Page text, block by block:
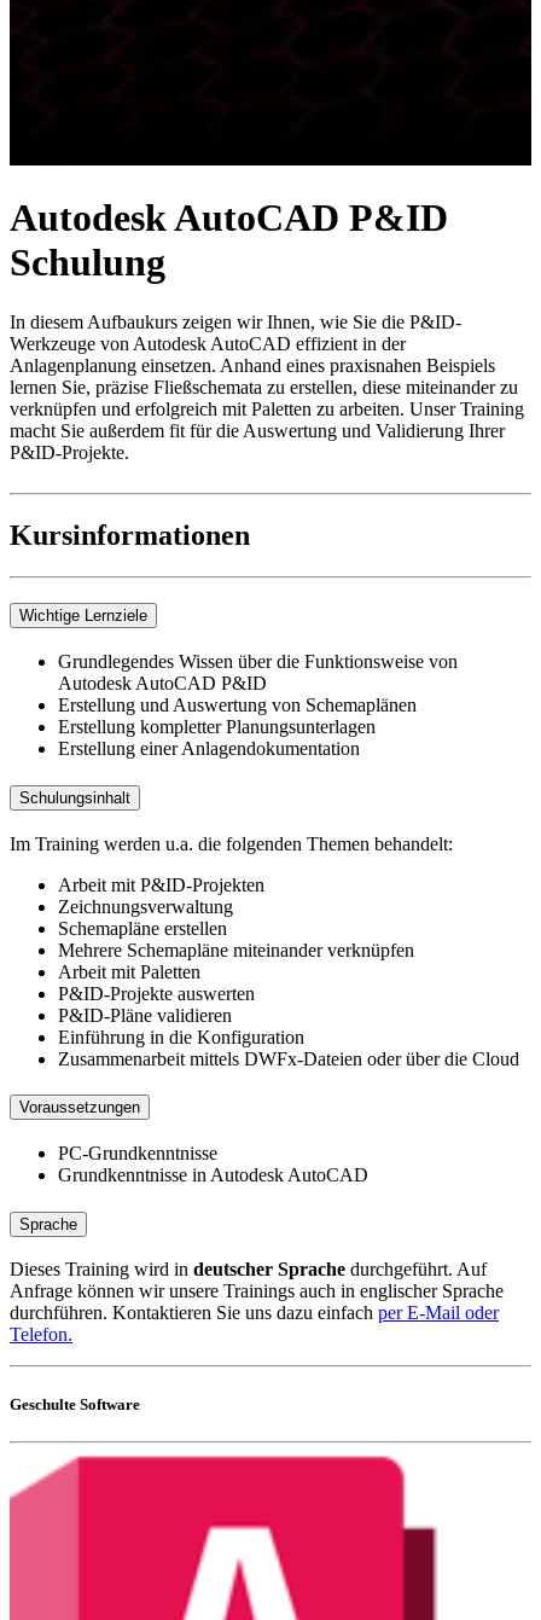
Autodesk AutoCAD P&ID
Schulung
In diesem Aufbaukurs zeigen wir Ihnen, wie Sie die P&ID-
Werkzeuge von Autodesk AutoCAD effizient in der
Anlagenplanung einsetzen. Anhand eines praxisnahen Beispiels
lernen Sie, präzise Fließschemata zu erstellen, diese miteinander zu
verknüpfen und erfolgreich mit Paletten zu arbeiten. Unser Training
macht Sie außerdem fit für die Auswertung und Validierung Ihrer
P&ID-Projekte.
Kursinformationen
Wichtige Lernziele
Grundlegendes Wissen über die Funktionsweise von
Autodesk AutoCAD P&ID
Erstellung und Auswertung von Schemaplänen
Erstellung kompletter Planungsunterlagen
Erstellung einer Anlagendokumentation
Schulungsinhalt
Im Training werden u.a. die folgenden Themen behandelt:
Arbeit mit P&ID-Projekten
Zeichnungsverwaltung
Schemapläne erstellen
Mehrere Schemapläne miteinander verknüpfen
Arbeit mit Paletten
P&ID-Projekte auswerten
P&ID-Pläne validieren
Einführung in die Konfiguration
Zusammenarbeit mittels DWFx-Dateien oder über die Cloud
Voraussetzungen
PC-Grundkenntnisse
Grundkenntnisse in Autodesk AutoCAD
Sprache
Dieses Training wird in deutscher Sprache durchgeführt. Auf
Anfrage können wir unsere Trainings auch in englischer Sprache
durchführen. Kontaktieren Sie uns dazu einfach per E-Mail oder
Telefon.
Geschulte Software